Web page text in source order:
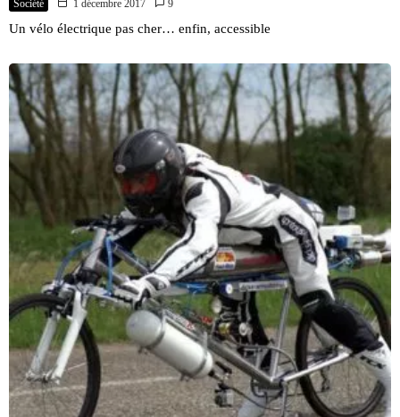
Société 1 décembre 2017 9
Un vélo électrique pas cher… enfin, accessible